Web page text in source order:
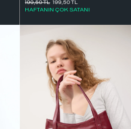
199,50TL
HAFTANIN ÇOK SATANI
199,50TL